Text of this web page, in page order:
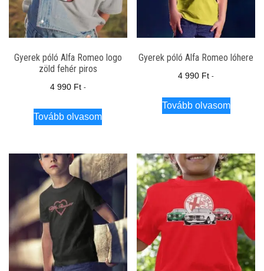
Gyerek póló Alfa Romeo logo
zöld fehér piros
4 990 Ft -
Tovább olvasom
Gyerek póló Alfa Romeo lóhere
4 990 Ft -
Tovább olvasom